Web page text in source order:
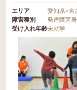
エリア 愛知県>名
障害種別
発達障害
受け入れ年齢未就学